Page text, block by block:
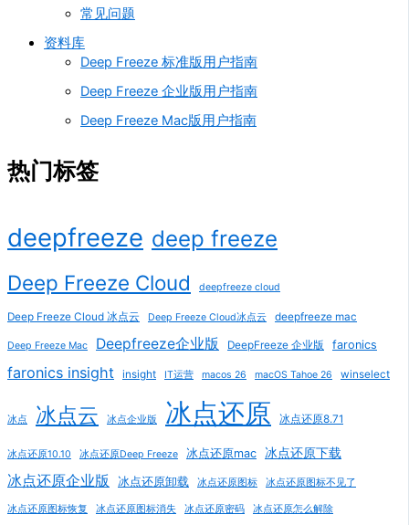
常见问题
资料库
Deep Freeze 标准版用户指南
Deep Freeze 企业版用户指南
Deep Freeze Mac版用户指南
热门标签
deepfreeze deep freeze
Deep Freeze Cloud deepfreeze cloud
Deep Freeze Cloud 冰点云 Deep Freeze Cloud冰点云 deepfreeze mac
Deep Freeze Mac Deepfreeze企业版 DeepFreeze 企业版 faronics
faronics insight insight IT运营 macos 26 macOS Tahoe 26 winselect
冰点 冰点云 冰点企业版 冰点还原 冰点还原8.71
冰点还原10.10 冰点还原Deep Freeze 冰点还原mac 冰点还原下载
冰点还原企业版 冰点还原卸载 冰点还原图标 冰点还原图标不见了
冰点还原图标恢复 冰点还原图标消失 冰点还原密码 冰点还原怎么解除